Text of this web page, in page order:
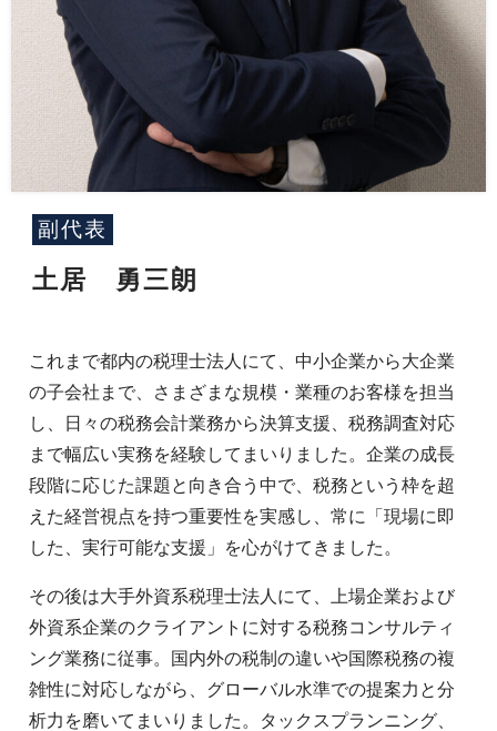
副代表
土居 勇三朗
これまで都内の税理士法人にて、中小企業から大企業
の子会社まで、さまざまな規模・業種のお客様を担当
し、日々の税務会計業務から決算支援、税務調査対応
まで幅広い実務を経験してまいりました。企業の成長
段階に応じた課題と向き合う中で、税務という枠を超
えた経営視点を持つ重要性を実感し、常に「現場に即
した、実行可能な支援」を心がけてきました。
その後は大手外資系税理士法人にて、上場企業および
外資系企業のクライアントに対する税務コンサルティ
ング業務に従事。国内外の税制の違いや国際税務の複
雑性に対応しながら、グローバル水準での提案力と分
析力を磨いてまいりました。タックスプランニング、